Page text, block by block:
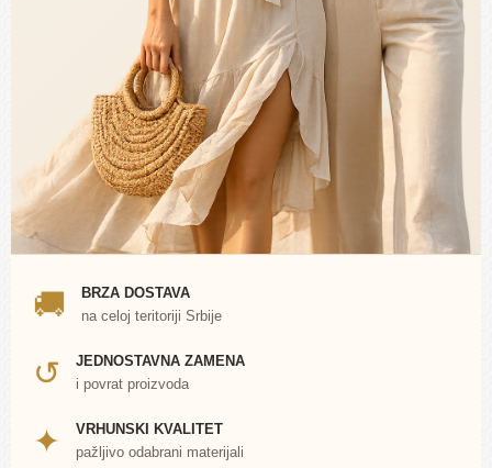
🚚
BRZA DOSTAVA
na celoj teritoriji Srbije
↺
JEDNOSTAVNA ZAMENA
i povrat proizvoda
✦
VRHUNSKI KVALITET
pažljivo odabrani materijali